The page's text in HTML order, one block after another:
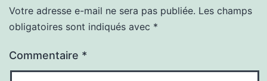
Votre adresse e-mail ne sera pas publiée. Les champs
obligatoires sont indiqués avec *
Commentaire *